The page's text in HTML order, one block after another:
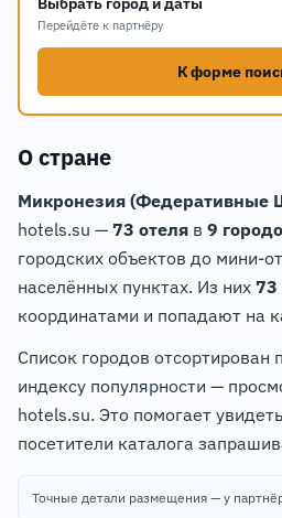
Перейдёте к партнёру
К форме
О стране
Микронезия (Федеративные
hotels.su — 73 отеля в 9
городских объектов до мини-
населённых пунктах. Из них 73
координатами и попадают на
Список городов отсортирован
индексу популярности —
hotels.su. Это помогает
посетители каталога
Точные детали размещения — у